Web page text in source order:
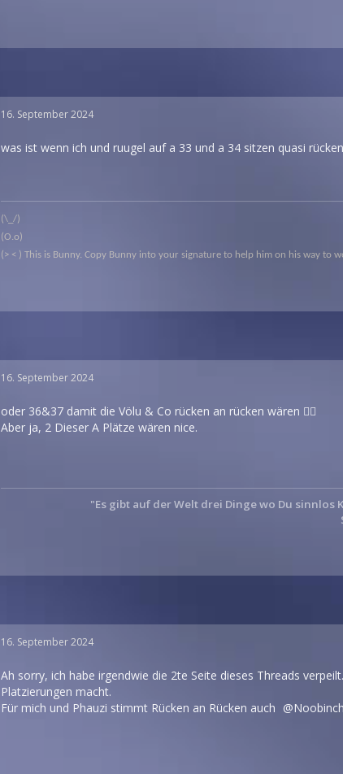
16. September 2024
was ist wenn ich und ruugel auf a 33 und a 34 sitzen quasi
(\_/)
(O.o)
(> < ) This is Bunny. Copy Bunny into your signature to help him on his way to
16. September 2024
oder 36&37 damit die Völu & Co rücken an rücken wären 🤷‍♂️
Aber ja, 2 Dieser A Plätze wären nice.
"Es gibt auf der Welt drei Dinge wo Du
16. September 2024
Ah sorry, ich habe irgendwie die 2te Seite dieses Threads
Platzierungen macht.
Für mich und Phauzi stimmt Rücken an Rücken auch